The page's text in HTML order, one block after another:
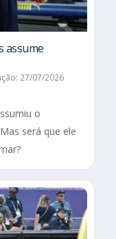
assume
27/07/2026
o
será que ele